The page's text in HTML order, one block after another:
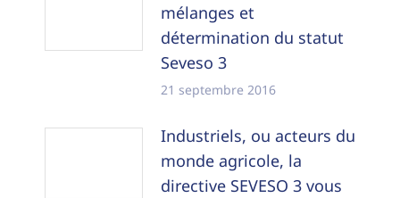
mélanges et
détermination du statut
Seveso 3
21 septembre 2016
Industriels, ou acteurs du
monde agricole, la
directive SEVESO 3 vous